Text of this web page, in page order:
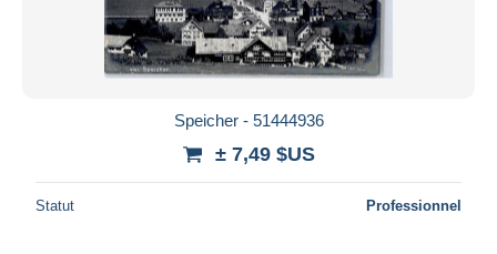
Speicher - 51444936
± 7,49 $US
Statut Professionnel